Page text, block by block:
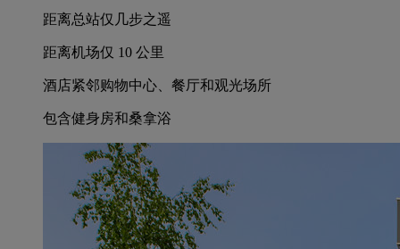
距离总站仅几步之遥
距离机场仅 10 公里
酒店紧邻购物中心、餐厅和观光场所
包含健身房和桑拿浴